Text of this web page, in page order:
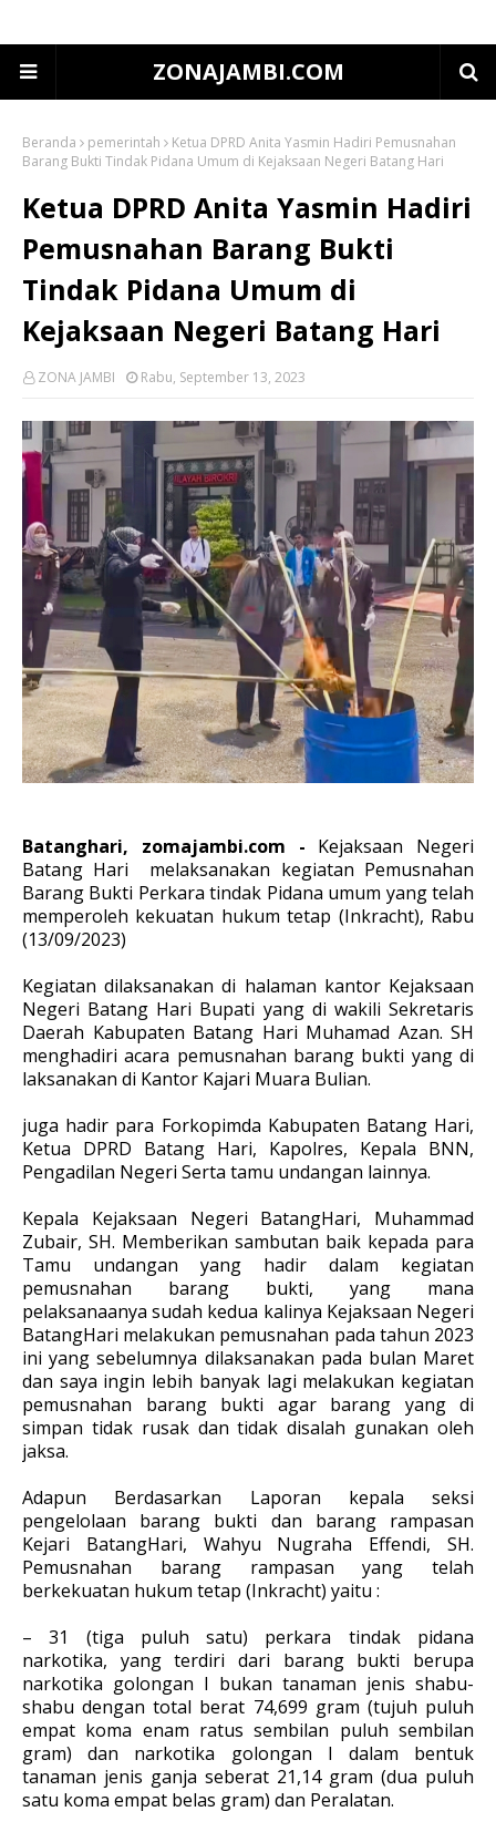
ZONAJAMBI.COM
Beranda pemerintah
Ketua DPRD Anita Yasmin Hadiri Pemusnahan
Barang Bukti Tindak Pidana Umum di Kejaksaan Negeri Batang Hari
Ketua DPRD Anita Yasmin Hadiri
Pemusnahan Barang Bukti
Tindak Pidana Umum di
Kejaksaan Negeri Batang Hari
ZONA JAMBI Rabu, September 13, 2023
Batanghari, zomajambi.com - Kejaksaan Negeri
Batang Hari melaksanakan kegiatan Pemusnahan
Barang Bukti Perkara tindak Pidana umum yang telah
memperoleh kekuatan hukum tetap (Inkracht), Rabu
(13/09/2023)
Kegiatan dilaksanakan di halaman kantor Kejaksaan
Negeri Batang Hari Bupati yang di wakili Sekretaris
Daerah Kabupaten Batang Hari Muhamad Azan. SH
menghadiri acara pemusnahan barang bukti yang di
laksanakan di Kantor Kajari Muara Bulian.
juga hadir para Forkopimda Kabupaten Batang Hari,
Ketua DPRD Batang Hari, Kapolres, Kepala BNN,
Pengadilan Negeri Serta tamu undangan lainnya.
Kepala Kejaksaan Negeri BatangHari, Muhammad
Zubair, SH. Memberikan sambutan baik kepada para
Tamu undangan yang hadir dalam kegiatan
pemusnahan barang bukti, yang mana
pelaksanaanya sudah kedua kalinya Kejaksaan Negeri
BatangHari melakukan pemusnahan pada tahun 2023
ini yang sebelumnya dilaksanakan pada bulan Maret
dan saya ingin lebih banyak lagi melakukan kegiatan
pemusnahan barang bukti agar barang yang di
simpan tidak rusak dan tidak disalah gunakan oleh
jaksa.
Adapun Berdasarkan Laporan kepala seksi
pengelolaan barang bukti dan barang rampasan
Kejari BatangHari, Wahyu Nugraha Effendi, SH.
Pemusnahan barang rampasan yang telah
berkekuatan hukum tetap (Inkracht) yaitu :
– 31 (tiga puluh satu) perkara tindak pidana
narkotika, yang terdiri dari barang bukti berupa
narkotika golongan I bukan tanaman jenis shabu-
shabu dengan total berat 74,699 gram (tujuh puluh
empat koma enam ratus sembilan puluh sembilan
gram) dan narkotika golongan I dalam bentuk
tanaman jenis ganja seberat 21,14 gram (dua puluh
satu koma empat belas gram) dan Peralatan.